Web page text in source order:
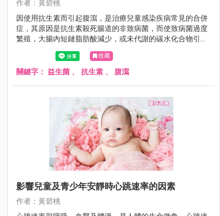
作者：黃碧桃
因使用抗生素而引起腹瀉，是治療兒童感染疾病常見的合併
症，其原因是抗生素殺死腸道的非致病菌，而使致病菌過度
繁殖，大腸內短鏈脂肪酸減少，或未代謝的碳水化合物引起
溶質度過高。
收藏
關鍵字： 益生菌 、 抗生素 、 腹瀉
影響兒童及青少年安靜時心跳速率的因素
作者：黃碧桃